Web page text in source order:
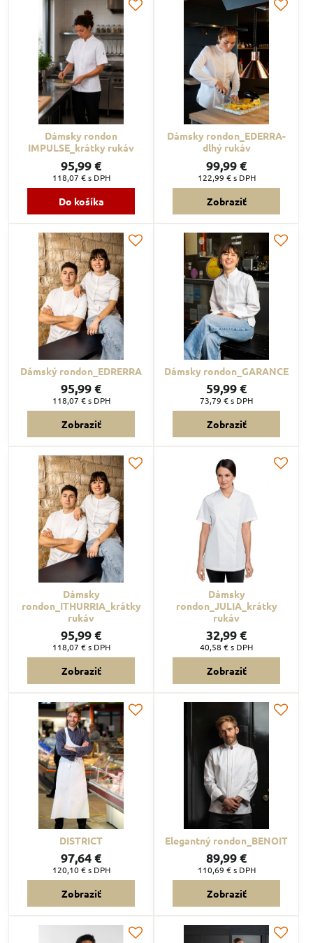
Dámsky rondon
IMPULSE_krátky rukáv
95,99 €
118,07 €s DPH
Do košíka
Dámsky rondon_EDERRA-
dlhý rukáv
99,99 €
122,99 €s DPH
Zobraziť
Dámský rondon_EDRERRA
95,99 €
118,07 €s DPH
Zobraziť
Dámsky rondon_GARANCE
59,99 €
73,79 €s DPH
Zobraziť
Dámsky
rondon_ITHURRIA_krátky
rukáv
95,99 €
118,07 €s DPH
Zobraziť
Dámsky
rondon_JULIA_krátky
rukáv
32,99 €
40,58 €s DPH
Zobraziť
DISTRICT
97,64 €
120,10 €s DPH
Zobraziť
Elegantný rondon_BENOIT
89,99 €
110,69 €s DPH
Zobraziť